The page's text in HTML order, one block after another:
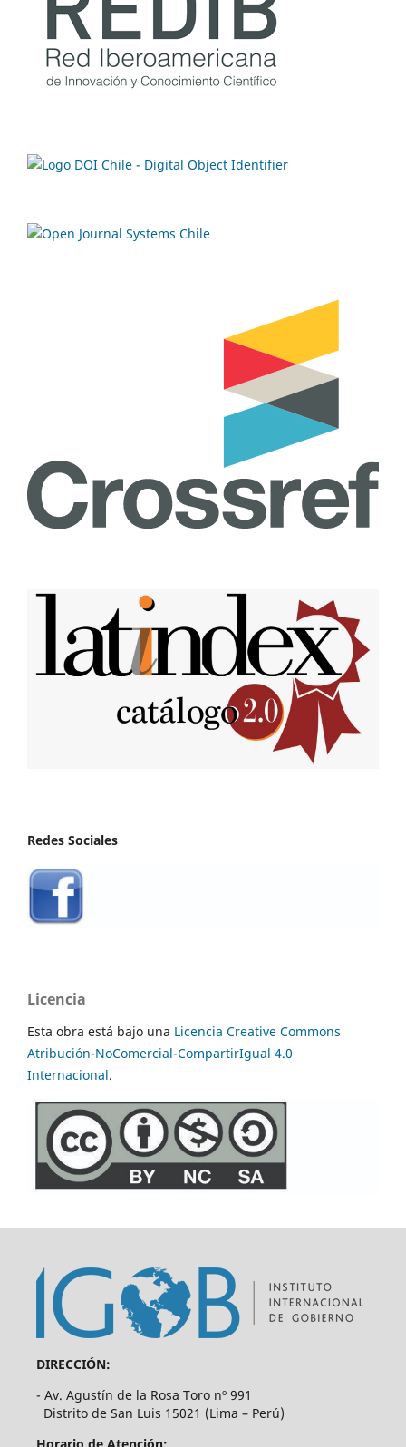
Redes Sociales
Licencia
Esta obra está bajo una Licencia Creative Commons
Atribución-NoComercial-CompartirIgual 4.0
Internacional.
DIRECCIÓN:
- Av. Agustín de la Rosa Toro nº 991
Distrito de San Luis 15021 (Lima – Perú)